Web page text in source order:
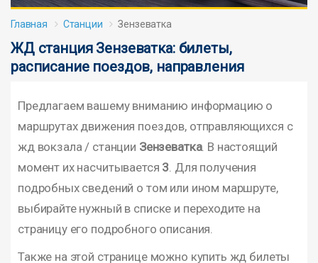
Главная Станции Зензеватка
ЖД станция Зензеватка: билеты,
расписание поездов, направления
Предлагаем вашему вниманию информацию о
маршрутах движения поездов, отправляющихся с
жд вокзала / станции Зензеватка. В настоящий
момент их насчитывается 3 . Для получения
подробных сведений о том или ином маршруте,
выбирайте нужный в списке и переходите на
страницу его подробного описания.
Также на этой странице можно купить жд билеты